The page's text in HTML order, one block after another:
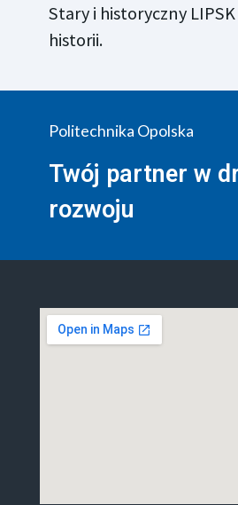
Stary i historyczny
historii.
Politechnika Opolska
Twój partner w
rozwoju